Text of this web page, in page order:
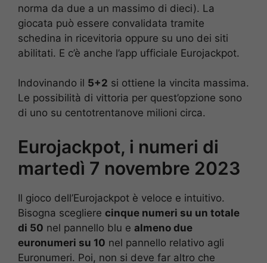
norma da due a un massimo di dieci). La
giocata può essere convalidata tramite
schedina in ricevitoria oppure su uno dei siti
abilitati. E c’è anche l’app ufficiale Eurojackpot.
Indovinando il 5+2 si ottiene la vincita massima.
Le possibilità di vittoria per quest’opzione sono
di uno su centotrentanove milioni circa.
Eurojackpot, i numeri di
martedì 7 novembre 2023
Il gioco dell’Eurojackpot è veloce e intuitivo.
Bisogna scegliere cinque numeri su un totale
di 50 nel pannello blu e almeno due
euronumeri su 10 nel pannello relativo agli
Euronumeri. Poi, non si deve far altro che